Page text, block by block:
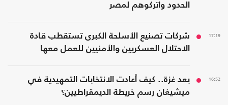
الحدود واتركوهم لمصر
17:19
شركات تصنيع الأسلحة الكبرى تستقطب قادة
الاحتلال العسكريين والأمنيين للعمل معها
16:52
بعد غزة.. كيف أعادت الانتخابات التمهيدية في
ميشيغان رسم خريطة الديمقراطيين؟